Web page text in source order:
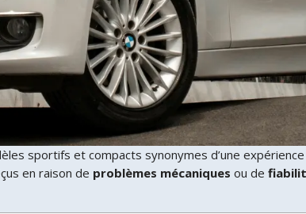
sportifs et compacts synonymes d’une
en raison de problèmes mécaniques ou de